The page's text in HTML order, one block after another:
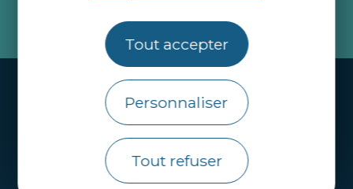
Tout accepter
Personnaliser
Tout refuser
je m'abonne
Handi-tourisme